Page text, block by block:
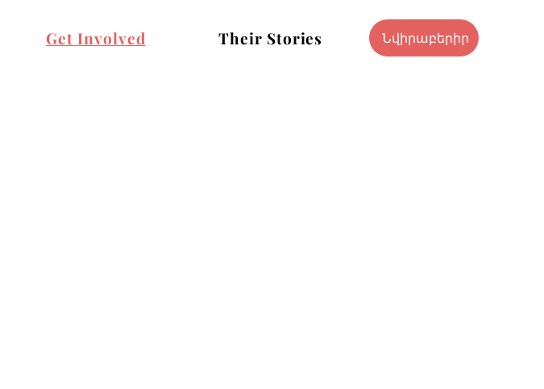
Get Involved Their Stories Նվիրաբերիր